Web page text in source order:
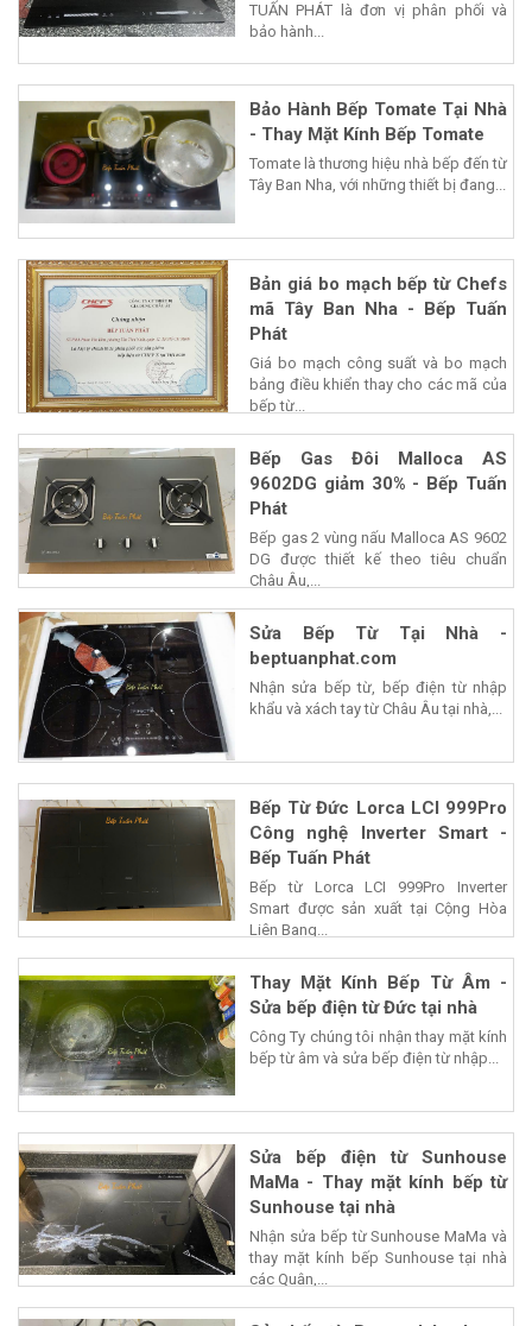
TUẤN PHÁT là đơn vị phân phối và
bảo hành...
Bảo Hành Bếp Tomate Tại Nhà
- Thay Mặt Kính Bếp Tomate
Tomate là thương hiệu nhà bếp đến từ
Tây Ban Nha, với những thiết bị đang...
Bản giá bo mạch bếp từ Chefs
mã Tây Ban Nha - Bếp Tuấn
Phát
Giá bo mạch công suất và bo mạch
bảng điều khiển thay cho các mã của
bếp từ...
Bếp Gas Đôi Malloca AS
9602DG giảm 30% - Bếp Tuấn
Phát
Bếp gas 2 vùng nấu Malloca AS 9602
DG được thiết kế theo tiêu chuẩn
Châu Âu,...
Sửa Bếp Từ Tại Nhà -
beptuanphat.com
Nhận sửa bếp từ, bếp điện từ nhập
khẩu và xách tay từ Châu Âu tại nhà,...
Bếp Từ Đức Lorca LCI 999Pro
Công nghệ Inverter Smart -
Bếp Tuấn Phát
Bếp từ Lorca LCI 999Pro Inverter
Smart được sản xuất tại Cộng Hòa
Liên Bang...
Thay Mặt Kính Bếp Từ Âm -
Sửa bếp điện từ Đức tại nhà
Công Ty chúng tôi nhận thay mặt kính
bếp từ âm và sửa bếp điện từ nhập...
Sửa bếp điện từ Sunhouse
MaMa - Thay mặt kính bếp từ
Sunhouse tại nhà
Nhận sửa bếp từ Sunhouse MaMa và
thay mặt kính bếp Sunhouse tại nhà
các Quận,...